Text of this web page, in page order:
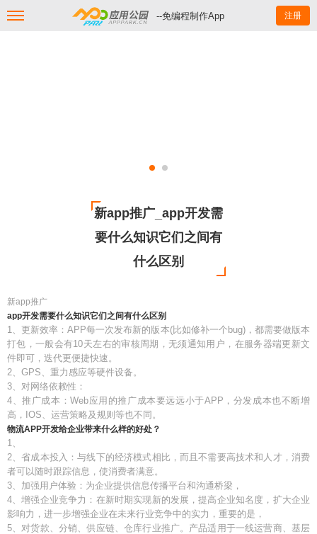
--免编程制作App 注册
新app推广_app开发需
要什么知识它们之间有
什么区别
新app推广
app开发需要什么知识它们之间有什么区别
1、更新效率：APP每一次发布新的版本(比如修补一个bug)，都需要做版本
打包，一般会有10天左右的审核周期，无须通知用户，在服务器端更新文
件即可，迭代更便捷快速。
2、GPS、重力感应等硬件设备。
3、对网络依赖性：
4、推广成本：Web应用的推广成本要远远小于APP，分发成本也不断增
高，IOS、运营策略及规则等也不同。
物流APP开发给企业带来什么样的好处？
1、
2、省成本投入：与线下的经济模式相比，而且不需要高技术和人才，消费
者可以随时跟踪信息，使消费者满意。
3、加强用户体验：为企业提供信息传播平台和沟通桥梁，
4、增强企业竞争力：在新时期实现新的发展，提高企业知名度，扩大企业
影响力，进一步增强企业在未来行业竞争中的实力，重要的是，
5、对货款、分销、供应链、仓库行业推广。产品适用于一线运营商、基层